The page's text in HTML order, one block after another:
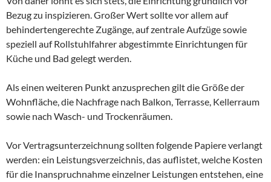
Bezug zu inspizieren. Großer Wert sollte vor allem auf
behindertengerechte Zugänge, auf zentrale Aufzüge sowie
speziell auf Rollstuhlfahrer abgestimmte Einrichtungen für
Küche und Bad gelegt werden.
Als einen weiteren Punkt anzusprechen gilt die Größe der
Wohnfläche, die Nachfrage nach Balkon, Terrasse, Kellerraum
sowie nach Wasch- und Trockenräumen.
Vor Vertragsunterzeichnung sollten folgende Papiere verlangt
werden: ein Leistungsverzeichnis, das auflistet, welche Kosten
für die Inanspruchnahme einzelner Leistungen entstehen, eine